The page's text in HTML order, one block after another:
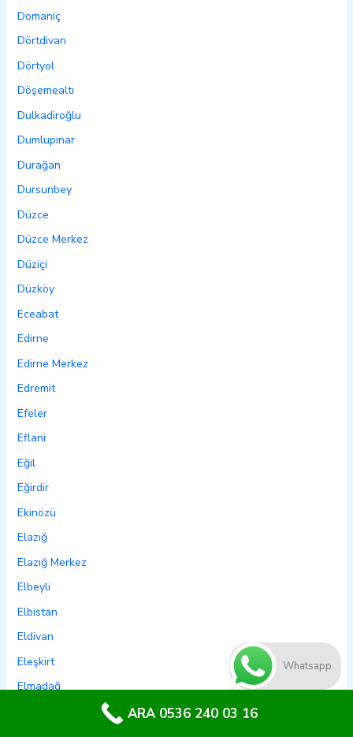
Domaniç
Dörtdivan
Dörtyol
Döşemealtı
Dulkadiroğlu
Dumlupınar
Durağan
Dursunbey
Düzce
Düzce Merkez
Düziçi
Düzköy
Eceabat
Edirne
Edirne Merkez
Edremit
Efeler
Eflani
Eğil
Eğirdir
Ekinözü
Elazığ
Elazığ Merkez
Elbeyli
Elbistan
Eldivan
Eleşkirt
Elmadağ
Whatsapp
ARA 0536 240 03 16